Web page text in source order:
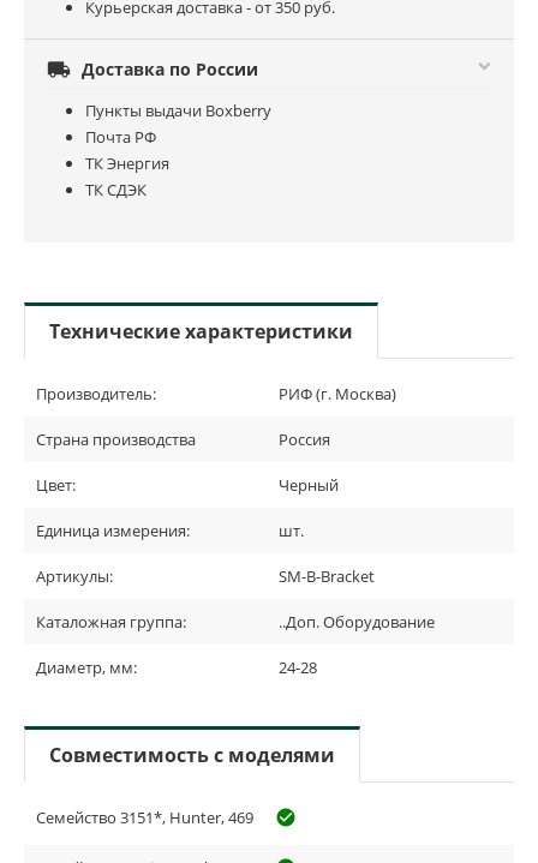
Курьерская доставка - от 350 руб.
 Доставка по России
Пункты выдачи Boxberry
Почта РФ
ТК Энергия
ТК СДЭК
Технические характеристики
Производитель: РИФ (г. Москва)
Страна производства Россия
Цвет: Черный
Единица измерения: шт.
Артикулы: SM-B-Bracket
Каталожная группа: ..Доп. Оборудование
Диаметр, мм: 24-28
Совместимость с моделями
Семейство 3151*, Hunter, 469 check_circle_outline